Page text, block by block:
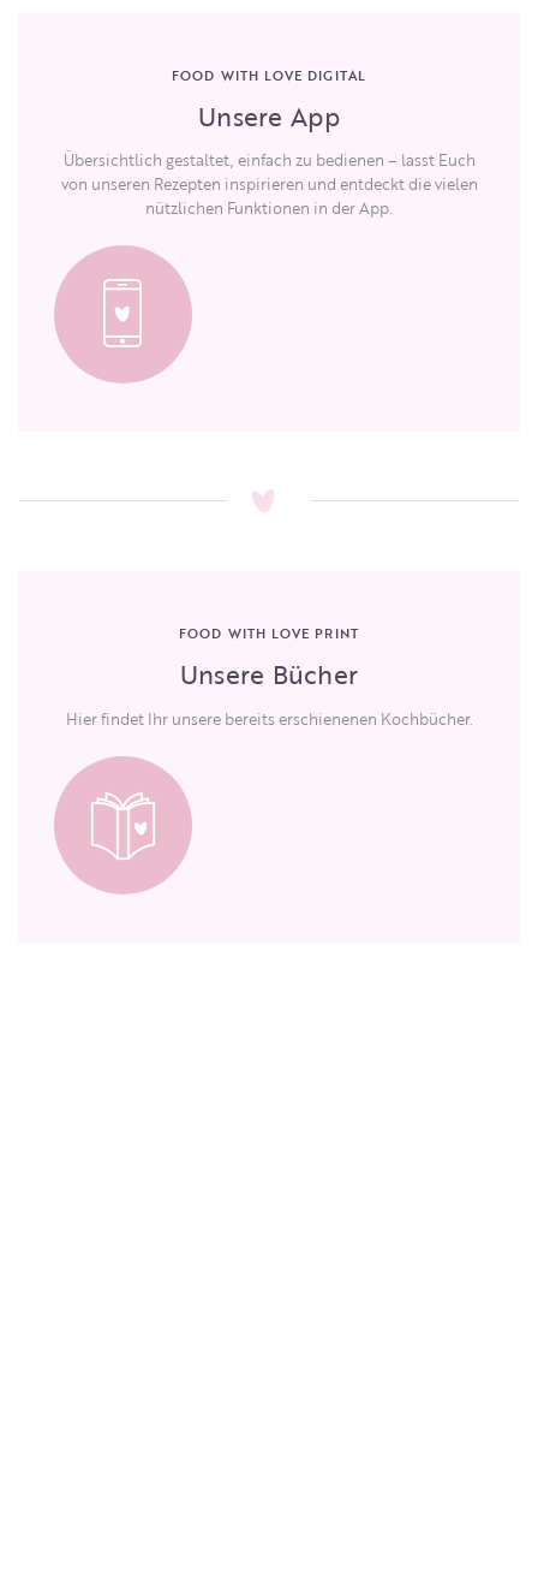
FOOD WITH LOVE DIGITAL
Unsere App
Übersichtlich gestaltet, einfach zu bedienen – lasst Euch
von unseren Rezepten inspirieren und entdeckt die vielen
nützlichen Funktionen in der App.
FOOD WITH LOVE PRINT
Unsere Bücher
Hier findet Ihr unsere bereits erschienenen Kochbücher.